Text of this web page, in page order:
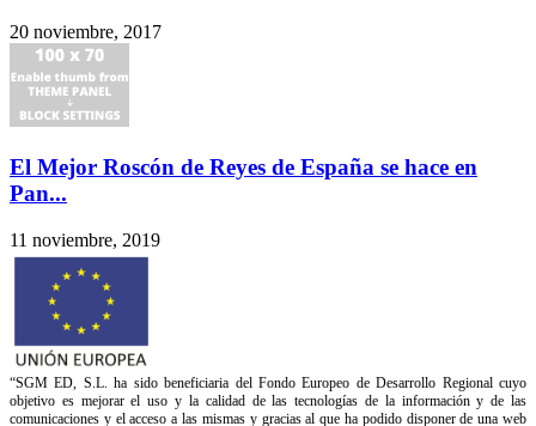
20 noviembre, 2017
El Mejor Roscón de Reyes de España se hace en
Pan...
11 noviembre, 2019
“SGM ED, S.L. ha sido beneficiaria del Fondo Europeo de Desarrollo Regional cuyo
objetivo es mejorar el uso y la calidad de las tecnologías de la información y de las
comunicaciones y el acceso a las mismas y gracias al que ha podido disponer de una web